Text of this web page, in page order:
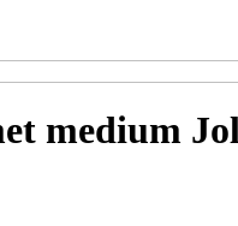
medium